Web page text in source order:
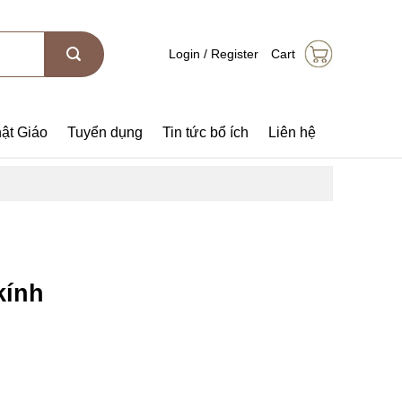
Login / Register Cart
Giáo Tuyển dụng Tin tức bổ ích Liên hệ